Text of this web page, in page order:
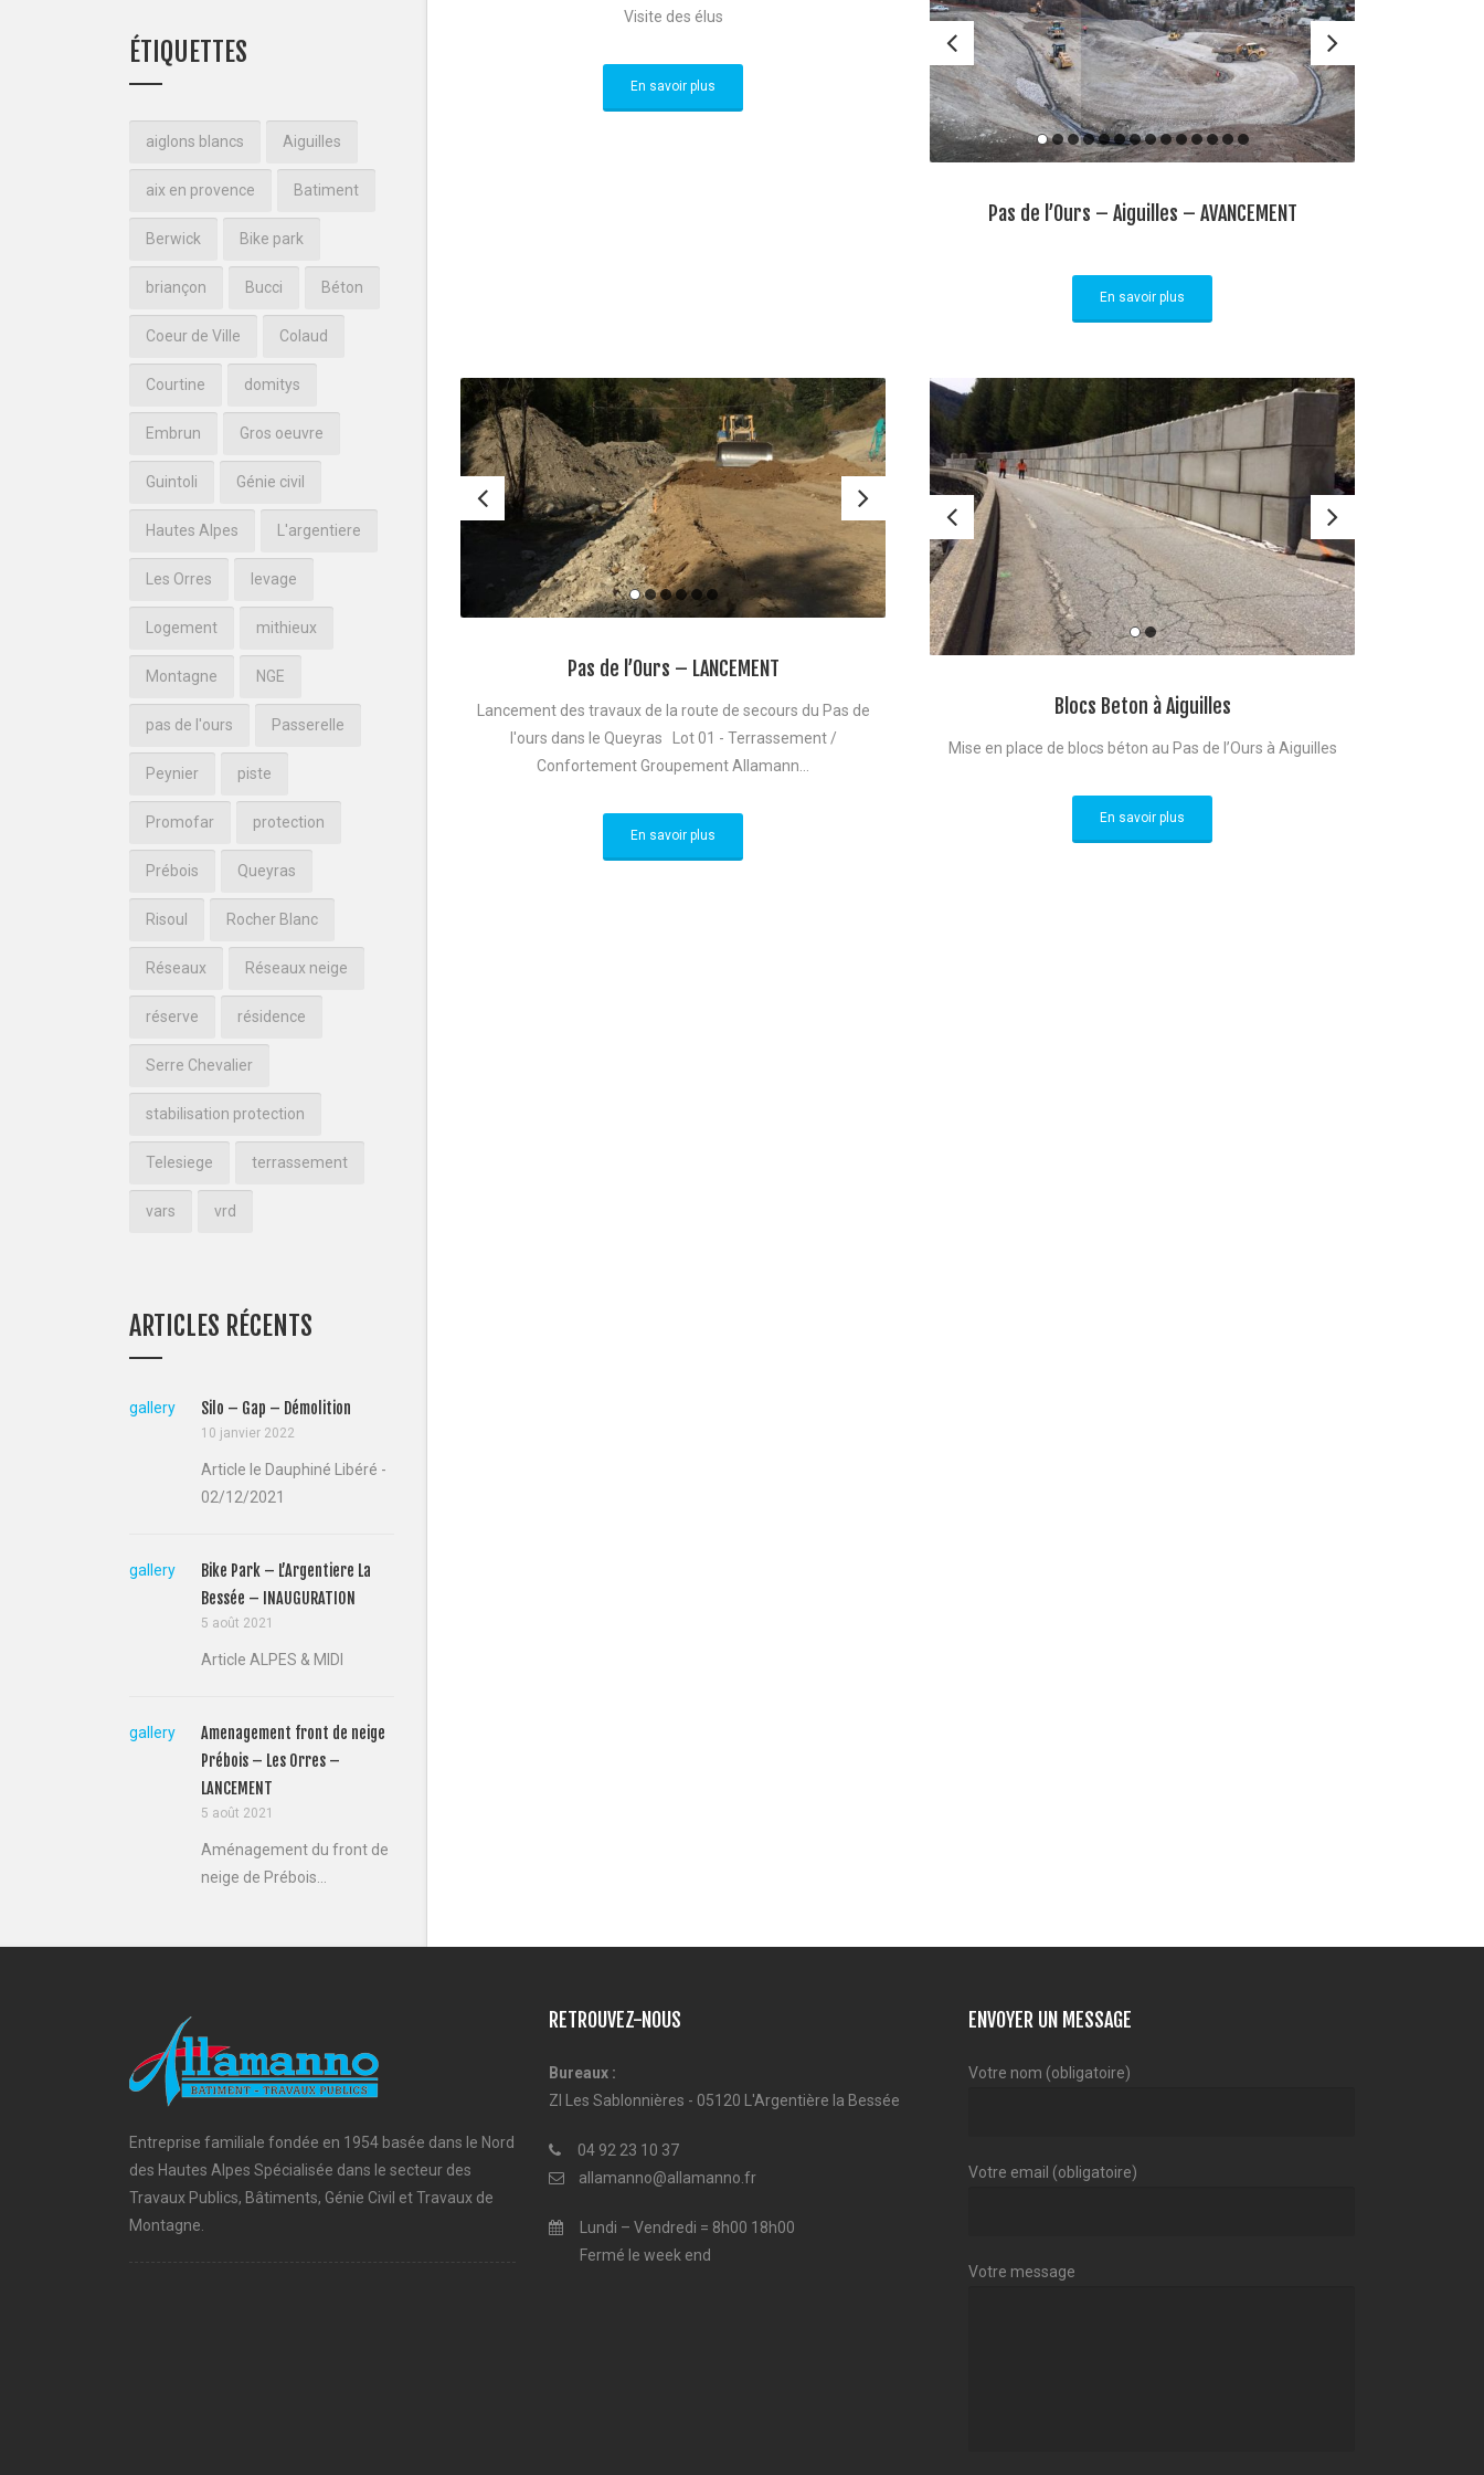
Visite des élus
En savoir plus
Pas de l’Ours – Aiguilles – AVANCEMENT
En savoir plus
Pas de l’Ours – LANCEMENT
Lancement des travaux de la route de secours du Pas de
l'ours dans le Queyras Lot 01 - Terrassement /
Confortement Groupement Allamann...
En savoir plus
Blocs Beton à Aiguilles
Mise en place de blocs béton au Pas de l’Ours à Aiguilles
En savoir plus
ÉTIQUETTES
aiglons blancs Aiguilles
aix en provence Batiment
Berwick Bike park
briançon Bucci Béton
Coeur de Ville Colaud
Courtine domitys
Embrun Gros oeuvre
Guintoli Génie civil
Hautes Alpes L'argentiere
Les Orres levage
Logement mithieux
Montagne NGE
pas de l'ours Passerelle
Peynier piste
Promofar protection
Prébois Queyras
Risoul Rocher Blanc
Réseaux Réseaux neige
réserve résidence
Serre Chevalier
stabilisation protection
Telesiege terrassement
vars vrd
ARTICLES RÉCENTS
gallery Silo – Gap – Démolition
10 janvier 2022
Article le Dauphiné Libéré -
02/12/2021
gallery
Bike Park – L’Argentiere La
Bessée – INAUGURATION
5 août 2021
Article ALPES & MIDI
gallery
Amenagement front de neige
Prébois – Les Orres –
LANCEMENT
5 août 2021
Aménagement du front de
neige de Prébois...
Entreprise familiale fondée en 1954 basée dans le Nord
des Hautes Alpes Spécialisée dans le secteur des
Travaux Publics, Bâtiments, Génie Civil et Travaux de
Montagne.
RETROUVEZ-NOUS
Bureaux :
ZI Les Sablonnières - 05120 L'Argentière la Bessée
04 92 23 10 37
allamanno@allamanno.fr
Lundi – Vendredi = 8h00 18h00
Fermé le week end
ENVOYER UN MESSAGE
Votre nom (obligatoire)
Votre email (obligatoire)
Votre message